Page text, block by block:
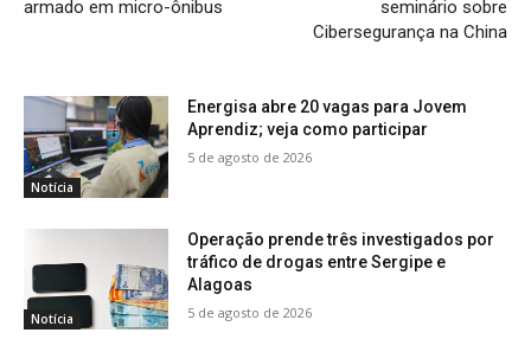
armado em micro-ônibus
seminário sobre
Cibersegurança na China
Notícia
Energisa abre 20 vagas para Jovem
Aprendiz; veja como participar
5 de agosto de 2026
Notícia
Operação prende três investigados por
tráfico de drogas entre Sergipe e
Alagoas
5 de agosto de 2026